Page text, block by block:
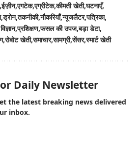
ईज़ीन एगटेक एग्रीटेक कीमती खेती घटनाएँ
ड्रोन तकनीकी नौकरियाँ न्यूजलैटर पत्रिका
प्रशिक्षण फसल की उपज बड़ा डेटा
रोबोट खेती समाचार सामग्री सेंसर स्मार्ट खेती
Daily Newsletter
the latest breaking news delivered
inbox.